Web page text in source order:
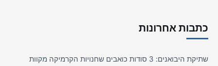
כתבות אחרונות
שתיקת היבואנים: 3 סודות כואבים שחנויות הקרמיקה מקוות